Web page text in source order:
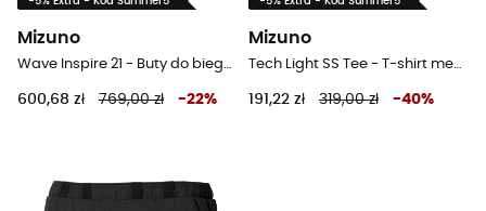
Mizuno
Wave Inspire 21 - Buty do biegania meskie
600,68 zł 769,00 zł -22%
Mizuno
Tech Light SS Tee - T-shirt meski
191,22 zł 319,00 zł -40%